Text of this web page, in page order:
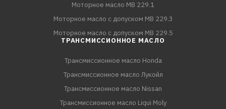
Моторное масло MB 229.1
Моторное масло с допуском MB 229.3
Моторное масло с допуском MB 229.5
ТРАНСМИССИОННОЕ МАСЛО
Трансмиссионное масло Honda
Трансмиссионное масло Лукойл
Трансмиссионное масло Nissan
Трансмиссионное масло Liqui Moly